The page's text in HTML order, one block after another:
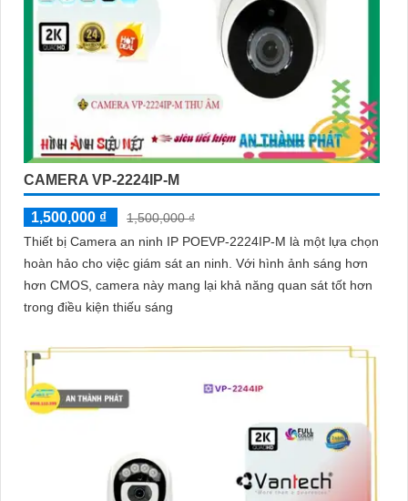
CAMERA VP-2224IP-M
1,500,000 ₫
1,500,000 ₫
Thiết bị Camera an ninh IP POEVP-2224IP-M là một lựa chọn
hoàn hảo cho việc giám sát an ninh. Với hình ảnh sáng hơn
hơn CMOS, camera này mang lại khả năng quan sát tốt hơn
trong điều kiện thiếu sáng